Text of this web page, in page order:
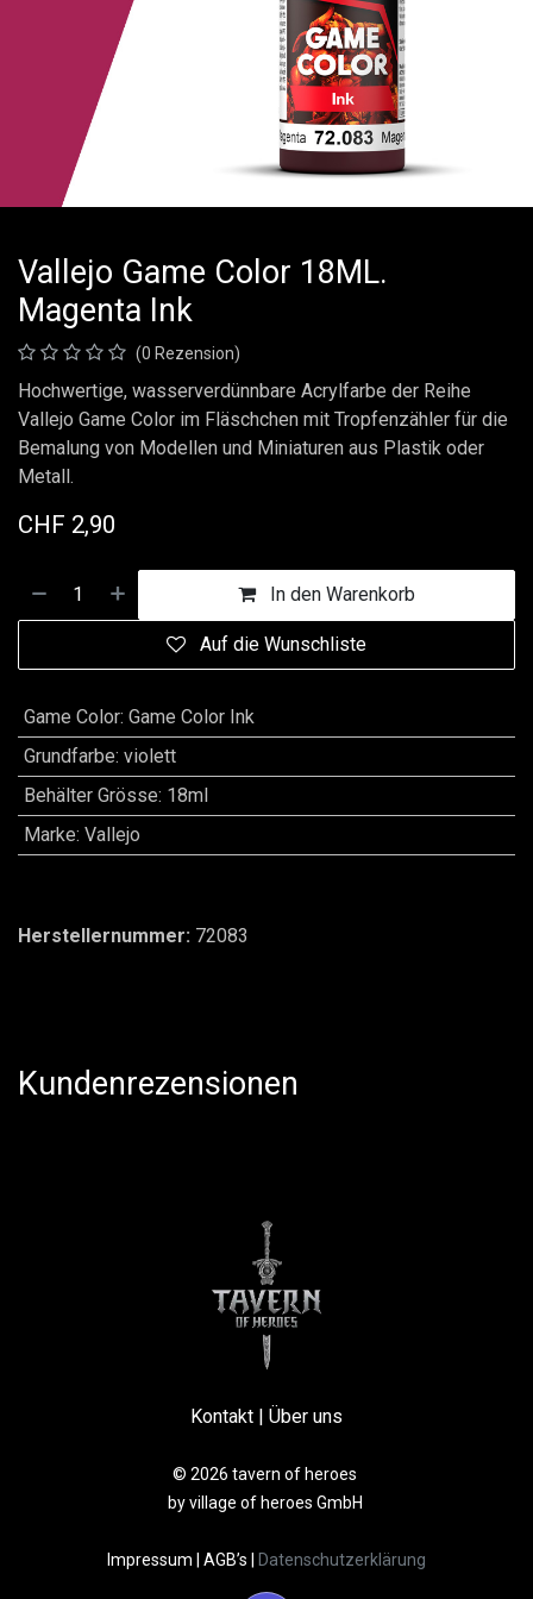
Vallejo Game Color 18ML.
Magenta Ink
(0 Rezension)
Hochwertige, wasserverdünnbare Acrylfarbe der Reihe
Vallejo Game Color im Fläschchen mit Tropfenzähler für die
Bemalung von Modellen und Miniaturen aus Plastik oder
Metall.
CHF 2,90
In den Warenkorb
Auf die Wunschliste
Game Color: Game Color Ink
Grundfarbe: violett
Behälter Grösse: 18ml
Marke: Vallejo
Herstellernummer: 72083
Kundenrezensionen
Kontakt Über uns
© 2026 tavern of heroes
by village of heroes GmbH
Impressum AGB’s Datenschutzerklärung​